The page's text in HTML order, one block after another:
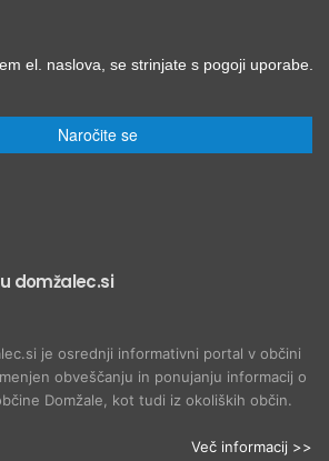
el. naslova, se strinjate s pogoji uporabe.
Naročite se
domžalec.si
je osrednji informativni portal v občini
obveščanju in ponujanju informacij o
Domžale, kot tudi iz okoliških občin.
Več informacij >>